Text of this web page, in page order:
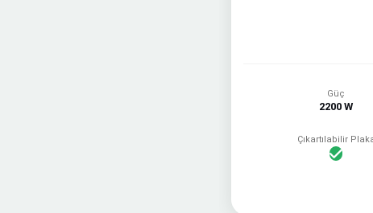
Güç
2200 W
Çıkartılabilir